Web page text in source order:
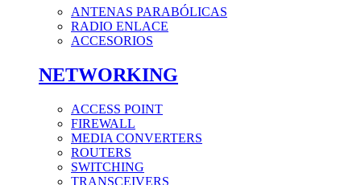
ANTENAS PARABÓLICAS
RADIO ENLACE
ACCESORIOS
NETWORKING
ACCESS POINT
FIREWALL
MEDIA CONVERTERS
ROUTERS
SWITCHING
TRANSCEIVERS